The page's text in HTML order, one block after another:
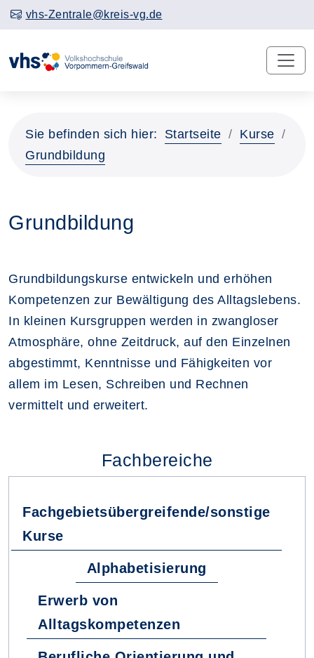
vhs-Zentrale@kreis-vg.de
Sie befinden sich hier: Startseite
Kurse
Grundbildung
Grundbildung
Grundbildungskurse entwickeln und erhöhen
Kompetenzen zur Bewältigung des Alltagslebens.
In kleinen Kursgruppen werden in zwangloser
Atmosphäre, ohne Zeitdruck, auf den Einzelnen
abgestimmt, Kenntnisse und Fähigkeiten vor
allem im Lesen, Schreiben und Rechnen
vermittelt und erweitert.
Fachbereiche
Fachgebietsübergreifende/sonstige
Kurse
Alphabetisierung
Erwerb von
Alltagskompetenzen